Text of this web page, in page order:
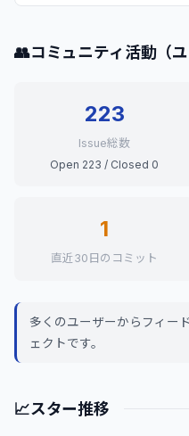
👥コミュニティ活動（ユ
223
Issue総数
Open 223 / Closed 0
1
直近30日のコミット
多くのユーザーからフィー
ェクトです。
📈スター推移